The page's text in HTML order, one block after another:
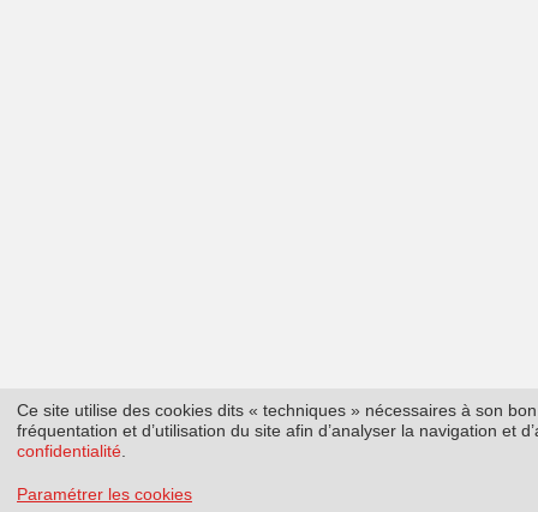
Ce site utilise des cookies dits « techniques » nécessaires à son
fréquentation et d’utilisation du site afin d’analyser la navigation et
confidentialité
Paramétrer les cookies